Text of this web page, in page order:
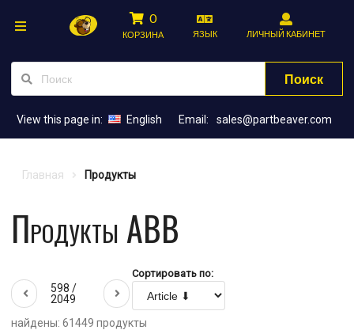
0
КОРЗИНА ЯЗЫК ЛИЧНЫЙ КАБИНЕТ
Поиск
View this page in: English Email: sales@partbeaver.com
Главная Продукты
Продукты ABB
598 /
2049
Сортировать по:
найдены: 61449 продукты